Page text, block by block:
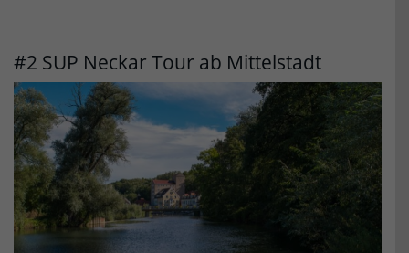
#2 SUP Neckar Tour ab Mittelstadt